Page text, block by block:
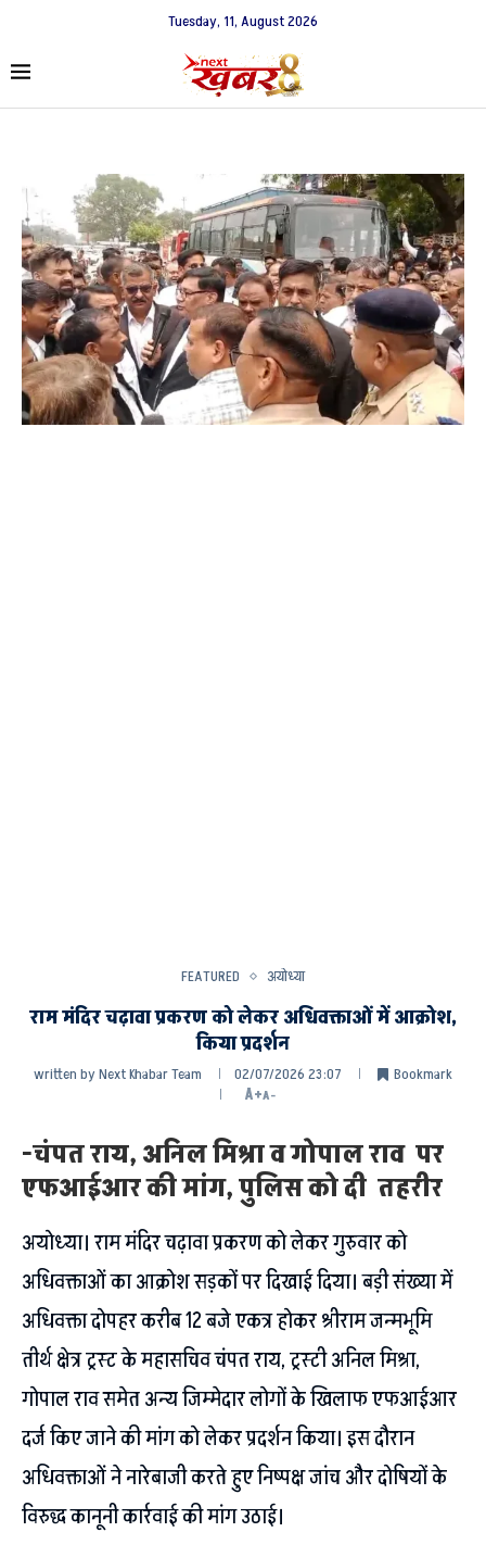
Tuesday, 11, August 2026
FEATURED अयोध्या
राम मंदिर चढ़ावा प्रकरण को लेकर अधिवक्ताओं में आक्रोश,
किया प्रदर्शन
written byNext Khabar Team 02/07/2026 23:07
Bookmark
A+A-
-चंपत राय, अनिल मिश्रा व गोपाल राव पर
एफआईआर की मांग, पुलिस को दी तहरीर
अयोध्या। राम मंदिर चढ़ावा प्रकरण को लेकर गुरुवार को
अधिवक्ताओं का आक्रोश सड़कों पर दिखाई दिया। बड़ी संख्या में
अधिवक्ता दोपहर करीब 12 बजे एकत्र होकर श्रीराम जन्मभूमि
तीर्थ क्षेत्र ट्रस्ट के महासचिव चंपत राय, ट्रस्टी अनिल मिश्रा,
गोपाल राव समेत अन्य जिम्मेदार लोगों के खिलाफ एफआईआर
दर्ज किए जाने की मांग को लेकर प्रदर्शन किया। इस दौरान
अधिवक्ताओं ने नारेबाजी करते हुए निष्पक्ष जांच और दोषियों के
विरुद्ध कानूनी कार्रवाई की मांग उठाई।